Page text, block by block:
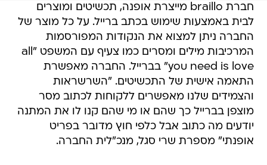
חברת braillo מייצרת אופנה, תכשיטים ומוצרים
לבית באמצעות שימוש בכתב ברייל. על כל מוצר של
החברה ניתן למצוא את הנקודות המפורסמות
המרכיבות מילים ומסרים כמו צעיף עם המשפט "all
you need is love" בברייל. החברה מאפשרת
התאמה אישית של התכשיטים. "השרשראות
והצמידים שלנו מאפשרים ללקוחות לכתוב מסר
מוצפן בברייל כך שהם או מי שהם קנו לו את המתנה
יודעים מה כתוב אבל כלפי חוץ מדובר בפריט
אופנתי" מספרת שרי סגל, מנכ"לית החברה.